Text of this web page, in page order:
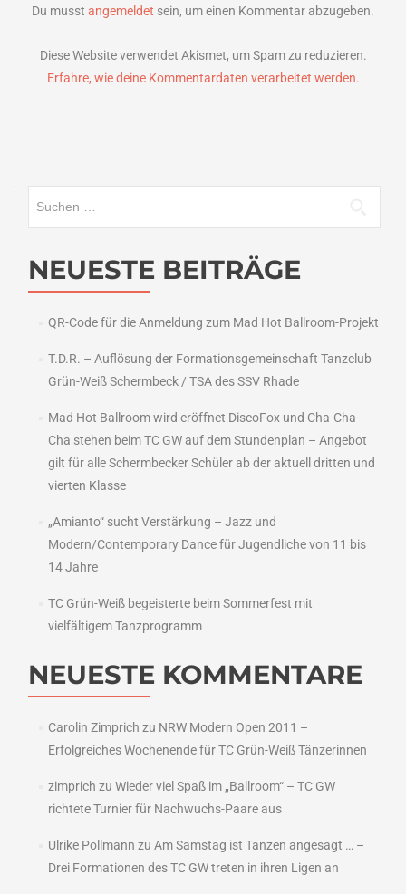
Du musst angemeldet sein, um einen Kommentar abzugeben.
Diese Website verwendet Akismet, um Spam zu reduzieren.
Erfahre, wie deine Kommentardaten verarbeitet werden.
NEUESTE BEITRÄGE
QR-Code für die Anmeldung zum Mad Hot Ballroom-Projekt
T.D.R. – Auflösung der Formationsgemeinschaft Tanzclub
Grün-Weiß Schermbeck / TSA des SSV Rhade
Mad Hot Ballroom wird eröffnet DiscoFox und Cha-Cha-
Cha stehen beim TC GW auf dem Stundenplan – Angebot
gilt für alle Schermbecker Schüler ab der aktuell dritten und
vierten Klasse
„Amianto“ sucht Verstärkung – Jazz und
Modern/Contemporary Dance für Jugendliche von 11 bis
14 Jahre
TC Grün-Weiß begeisterte beim Sommerfest mit
vielfältigem Tanzprogramm
NEUESTE KOMMENTARE
Carolin Zimprich zu NRW Modern Open 2011 –
Erfolgreiches Wochenende für TC Grün-Weiß Tänzerinnen
zimprich zu Wieder viel Spaß im „Ballroom“ – TC GW
richtete Turnier für Nachwuchs-Paare aus
Ulrike Pollmann zu Am Samstag ist Tanzen angesagt … –
Drei Formationen des TC GW treten in ihren Ligen an